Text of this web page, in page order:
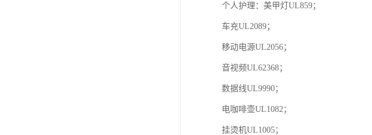
个人护理：美甲灯UL859；
车充UL2089；
移动电源UL2056；
音视频UL62368；
数据线UL9990；
电咖啡壶UL1082；
挂烫机UL1005；